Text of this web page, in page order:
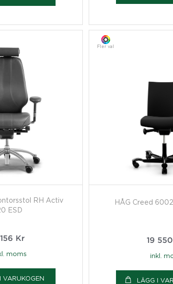
RH Activ
ESD
156 Kr
moms
VARUKOGEN
Fler val
HÅG Creed
19 550
inkl.
LÄGG I